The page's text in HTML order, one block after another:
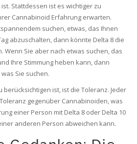
Stattdessen ist es wichtiger zu
Cannabinoid Erfahrung erwarten.
suchen, etwas, das Ihnen
abzuschalten, dann könnte Delta 8 die
Wenn Sie aber nach etwas suchen, das
Ihre Stimmung heben kann, dann
Sie suchen.
berücksichtigen ist, ist die Toleranz. Jeder
gegenüber Cannabinoiden, was
einer Person mit Delta 8 oder Delta 10
anderen Person abweichen kann.